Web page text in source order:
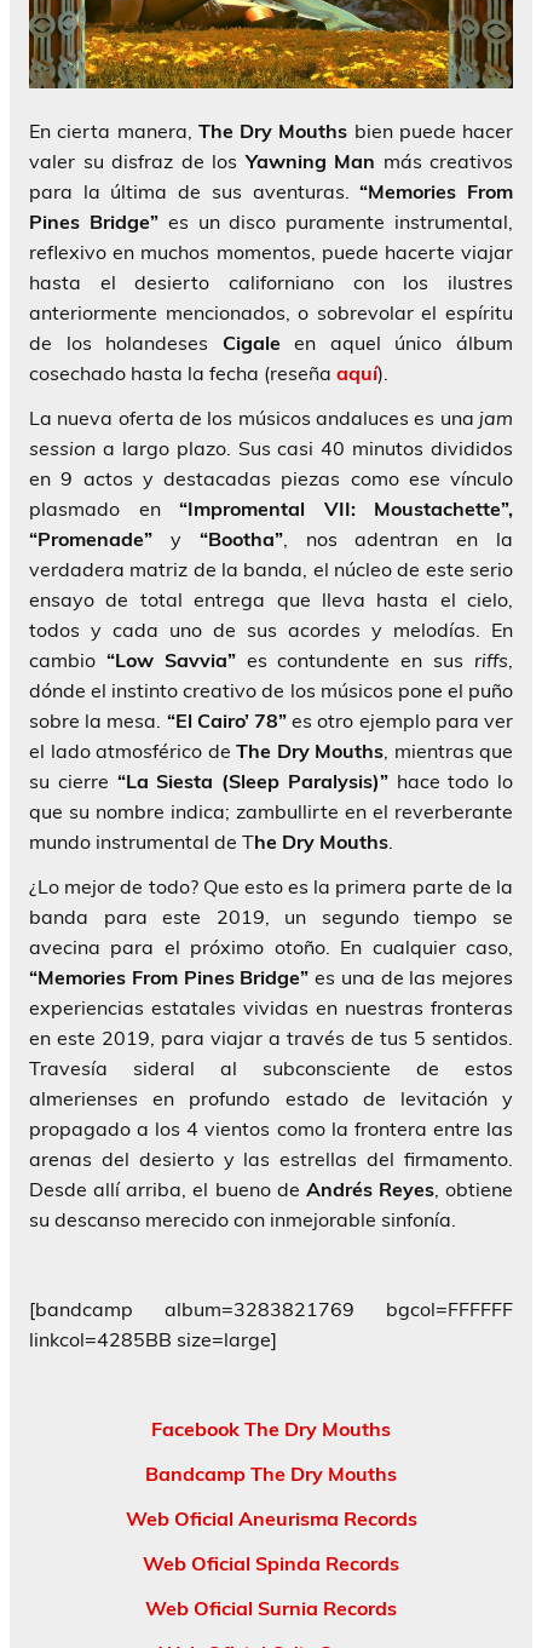
En cierta manera, The Dry Mouths bien puede hacer
valer su disfraz de losYawning Man más creativos
para la última de sus aventuras.“Memories From
Pines Bridge” es un disco puramente instrumental,
reflexivo en muchos momentos, puede hacerte viajar
hasta el desierto californiano con los ilustres
anteriormente mencionados, o sobrevolar el espíritu
de los holandeses Cigale en aquel único álbum
cosechado hasta la fecha (reseña aquí).
La nueva oferta de los músicos andaluces es una jam
session a largo plazo. Sus casi 40 minutos divididos
en 9 actos y destacadas piezas como ese vínculo
plasmado en “Impromental VII: Moustachette”,
“Promenade” y “Bootha”, nos adentran en la
verdadera matriz de la banda, el núcleo de este serio
ensayo de total entrega que lleva hasta el cielo,
todos y cada uno de sus acordes y melodías. En
cambio “Low Savvia”es contundente en sus riffs
dónde el instinto creativo de los músicos pone el puño
sobre la mesa. “El Cairo’ 78” es otro ejemplo para ver
el lado atmosférico de The Dry Mouths , mientras que
su cierre “La Siesta (Sleep Paralysis)”hace todo lo
que su nombre indica; zambullirte en el reverberante
mundo instrumental de The Dry Mouths
¿Lo mejor de todo? Que esto es la primera parte de la
banda para este 2019, un segundo tiempo se
avecina para el próximo otoño. En cualquier caso,
“Memories From Pines Bridge” es una de las mejores
experiencias estatales vividas en nuestras fronteras
en este 2019, para viajar a través de tus 5 sentidos.
Travesía sideral al subconsciente de estos
almerienses en profundo estado de levitación y
propagado a los 4 vientos como la frontera entre las
arenas del desierto y las estrellas del firmamento.
Desde allí arriba, el bueno de Andrés Reyes, obtiene
su descanso merecido con inmejorable sinfonía.
[bandcamp album=3283821769 bgcol=FFFFFF
linkcol=4285BB size=large]
Facebook The Dry Mouths
Bandcamp The Dry Mouths
Web Oficial Aneurisma Records
Web Oficial Spinda Records
Web Oficial Surnia Records